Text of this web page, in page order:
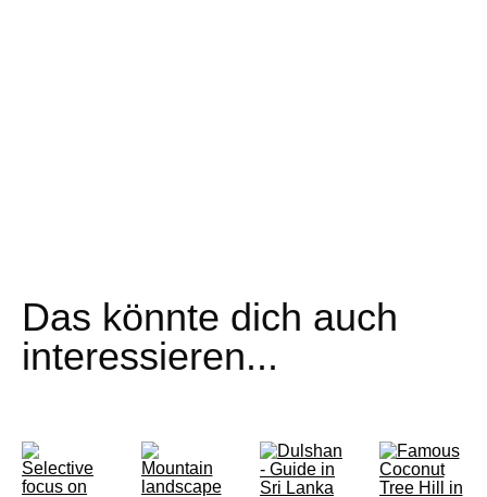
Das könnte dich auch
interessieren...